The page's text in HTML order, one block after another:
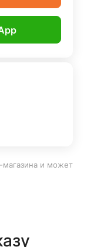
магазина и может